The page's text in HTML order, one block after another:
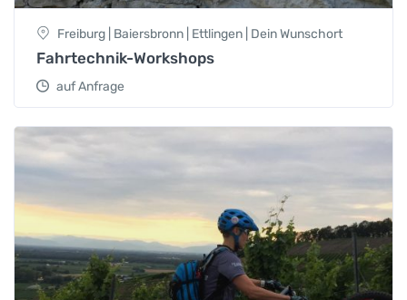
Freiburg | Baiersbronn | Ettlingen | Dein Wunschort
Fahrtechnik-Workshops
auf Anfrage